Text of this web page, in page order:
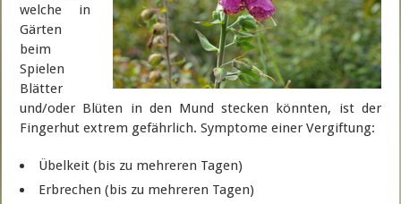
welche in
Gärten
beim
Spielen
Blätter
und/oder Blüten in den Mund stecken könnten, ist der
Fingerhut extrem gefährlich. Symptome einer Vergiftung:
Übelkeit (bis zu mehreren Tagen)
Erbrechen (bis zu mehreren Tagen)